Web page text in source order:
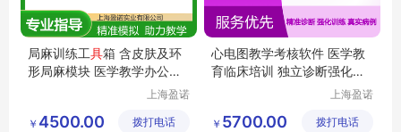
局麻训练工具箱 含皮肤及环
形局麻模块 医学教学办公文
上海盈诺
公司
￥ 4500.00 拨打电话
心电图教学考核软件 医学教
育临床培训 独立诊断强化训
上海盈诺
公司
￥ 5700.00 拨打电话